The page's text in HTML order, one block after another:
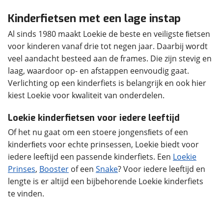
Kinderfietsen met een lage instap
Al sinds 1980 maakt Loekie de beste en veiligste ﬁetsen
voor kinderen vanaf drie tot negen jaar. Daarbij wordt
veel aandacht besteed aan de frames. Die zijn stevig en
laag, waardoor op- en afstappen eenvoudig gaat.
Verlichting op een kinderfiets is belangrijk en ook hier
kiest Loekie voor kwaliteit van onderdelen.
Loekie kinderfietsen voor iedere leeftijd
Of het nu gaat om een stoere jongensﬁets of een
kinderﬁets voor echte prinsessen, Loekie biedt voor
iedere leeftijd een passende kinderfiets. Een Loekie
Prinses, Booster of een Snake? Voor iedere leeftijd en
lengte is er altijd een bijbehorende Loekie kinderfiets
te vinden.